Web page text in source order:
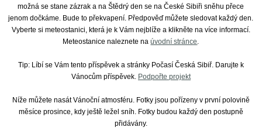
možná se stane zázrak a na Štědrý den se na České Sibiři sněhu přece
jenom dočkáme. Bude to překvapení. Předpověď můžete sledovat každý den.
Vyberte si meteostanici, která je k Vám nejblíže a klikněte na více informací.
Meteostanice naleznete naúvodní stránce.
Tip: Líbí se Vám tento příspěvek a stránky Počasí Česká Sibiř. Darujte k
Vánocům příspěvek. Podpořte projekt
Níže můžete nasát Vánoční atmosféru. Fotky jsou pořízeny v první polovině
měsíce prosince, kdy ještě ležel sníh. Fotky budou každý den postupně
přidávány.